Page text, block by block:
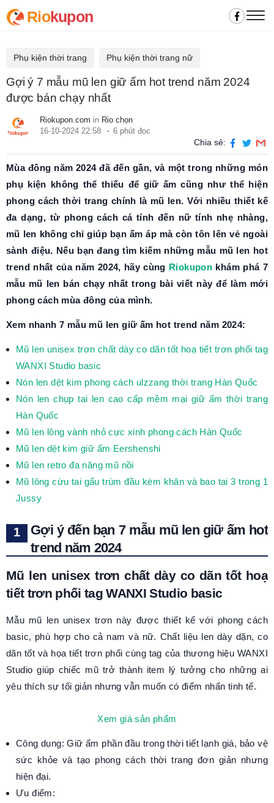
Riokupon
Phụ kiện thời trang Phụ kiện thời trang nữ
Gợi ý 7 mẫu mũ len giữ ấm hot trend năm 2024
được bán chạy nhất
Riokupon.com in Rio chọn
16-10-2024 22:58
6 phút đọc
Chia sẻ:
Mùa đông năm 2024 đã đến gần, và một trong những món
phụ kiện không thể thiếu để giữ ấm cũng như thể hiện
phong cách thời trang chính là mũ len. Với nhiều thiết kế
đa dạng, từ phong cách cá tính đến nữ tính nhẹ nhàng,
mũ len không chỉ giúp bạn ấm áp mà còn tôn lên vẻ ngoài
sành điệu. Nếu bạn đang tìm kiếm những mẫu mũ len hot
trend nhất của năm 2024, hãy cùng Riokupon khám phá 7
mẫu mũ len bán chạy nhất trong bài viết này để làm mới
phong cách mùa đông của mình.
Xem nhanh 7 mẫu mũ len giữ ấm hot trend năm 2024:
Mũ len unisex trơn chất dày co dãn tốt hoạ tiết trơn phối tag
WANXI Studio basic
Nón len dệt kim phong cách ulzzang thời trang Hàn Quốc
Nón len chụp tai len cao cấp mềm mại giữ ấm thời trang
Hàn Quốc
Mũ len lông vành nhỏ cực xinh phong cách Hàn Quốc
Mũ len dệt kim giữ ấm Eershenshi
Mũ len retro đa năng mũ nồi
Mũ lông cừu tai gấu trùm đầu kèm khăn và bao tai 3 trong 1
Jussy
Gợi ý đến bạn 7 mẫu mũ len giữ ấm hot
trend năm 2024
Mũ len unisex trơn chất dày co dãn tốt hoạ
tiết trơn phối tag WANXI Studio basic
Mẫu mũ len unisex trơn này được thiết kế với phong cách
basic, phù hợp cho cả nam và nữ. Chất liệu len dày dặn, co
dãn tốt và họa tiết trơn phối cùng tag của thương hiệu WANXI
Studio giúp chiếc mũ trở thành item lý tưởng cho những ai
yêu thích sự tối giản nhưng vẫn muốn có điểm nhấn tinh tế.
Xem giá sản phẩm
Công dụng: Giữ ấm phần đầu trong thời tiết lạnh giá, bảo vệ
sức khỏe và tạo phong cách thời trang đơn giản nhưng
hiện đại.
Ưu điểm: